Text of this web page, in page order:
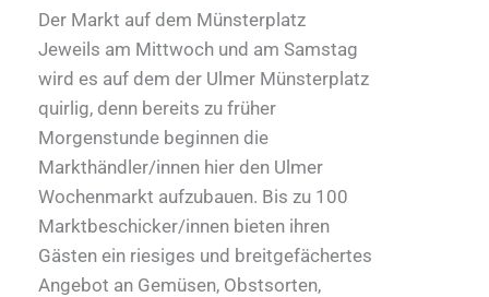
Der Markt auf dem Münsterplatz
Jeweils am Mittwoch und am Samstag
wird es auf dem der Ulmer Münsterplatz
quirlig, denn bereits zu früher
Morgenstunde beginnen die
Markthändler/innen hier den Ulmer
Wochenmarkt aufzubauen. Bis zu 100
Marktbeschicker/innen bieten ihren
Gästen ein riesiges und breitgefächertes
Angebot an Gemüsen, Obstsorten,